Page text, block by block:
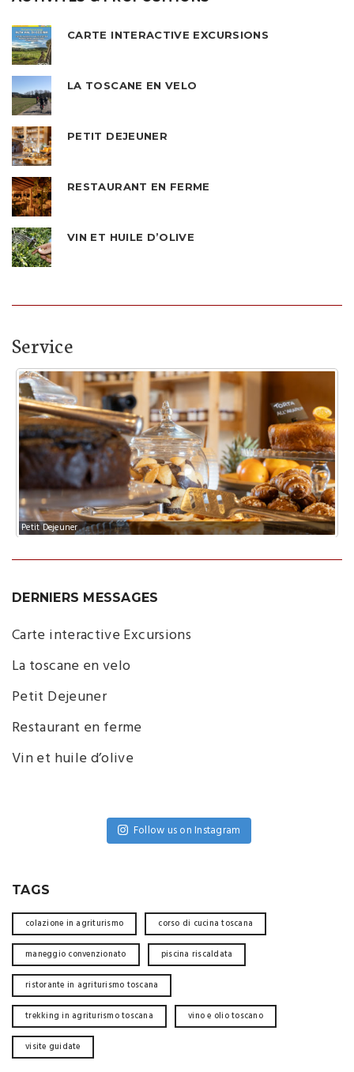
CARTE INTERACTIVE EXCURSIONS
LA TOSCANE EN VELO
PETIT DEJEUNER
RESTAURANT EN FERME
VIN ET HUILE D’OLIVE
Service
Petit Dejeuner
DERNIERS MESSAGES
Carte interactive Excursions
La toscane en velo
Petit Dejeuner
Restaurant en ferme
Vin et huile d’olive
Follow us on Instagram
TAGS
colazione in agriturismo corso di cucina toscana
maneggio convenzionato piscina riscaldata
ristorante in agriturismo toscana
trekking in agriturismo toscana vino e olio toscano
visite guidate